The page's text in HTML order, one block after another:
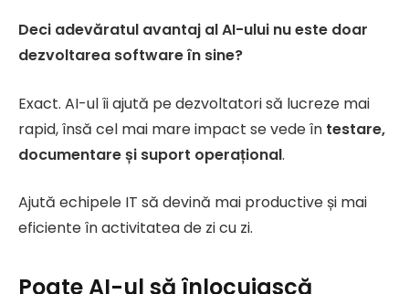
Deci adevăratul avantaj al AI-ului nu este doar
dezvoltarea software în sine?
Exact. AI-ul îi ajută pe dezvoltatori să lucreze mai
rapid, însă cel mai mare impact se vede în testare,
documentare și suport operațional.
Ajută echipele IT să devină mai productive și mai
eficiente în activitatea de zi cu zi.
Poate AI-ul să înlocuiască